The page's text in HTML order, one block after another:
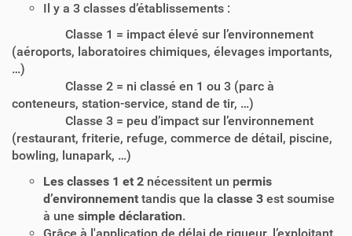
Il y a 3 classes d’établissements :
Classe 1 = impact élevé sur l’environnement
(aéroports, laboratoires chimiques, élevages importants,
…)
Classe 2 = ni classé en 1 ou 3 (parc à
conteneurs, station-service, stand de tir, …)
Classe 3 = peu d’impact sur l’environnement
(restaurant, friterie, refuge, commerce de détail, piscine,
bowling, lunapark, …)
Les classes 1 et 2 nécessitent un permis
d’environnement tandis que la classe 3 est soumise
à une simple déclaration.